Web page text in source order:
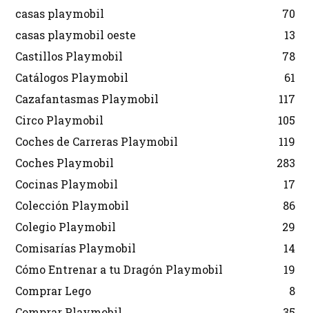
casas playmobil
70
casas playmobil oeste
13
Castillos Playmobil
78
Catálogos Playmobil
61
Cazafantasmas Playmobil
117
Circo Playmobil
105
Coches de Carreras Playmobil
119
Coches Playmobil
283
Cocinas Playmobil
17
Colección Playmobil
86
Colegio Playmobil
29
Comisarías Playmobil
14
Cómo Entrenar a tu Dragón Playmobil
19
Comprar Lego
8